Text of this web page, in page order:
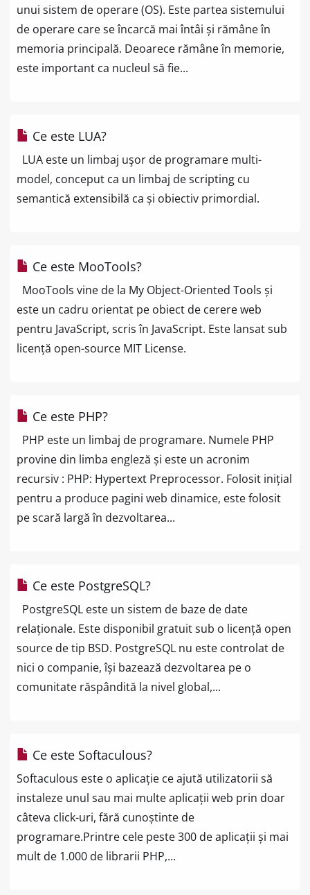
unui sistem de operare (OS). Este partea sistemului
de operare care se încarcă mai întâi și rămâne în
memoria principală. Deoarece rămâne în memorie,
este important ca nucleul să fie...
Ce este LUA?
LUA este un limbaj uşor de programare multi-
model, conceput ca un limbaj de scripting cu
semantică extensibilă ca și obiectiv primordial.
Ce este MooTools?
MooTools vine de la My Object-Oriented Tools și
este un cadru orientat pe obiect de cerere web
pentru JavaScript, scris în JavaScript. Este lansat sub
licență open-source MIT License.
Ce este PHP?
PHP este un limbaj de programare. Numele PHP
provine din limba engleză și este un acronim
recursiv : PHP: Hypertext Preprocessor. Folosit inițial
pentru a produce pagini web dinamice, este folosit
pe scară largă în dezvoltarea...
Ce este PostgreSQL?
PostgreSQL este un sistem de baze de date
relaționale. Este disponibil gratuit sub o licență open
source de tip BSD. PostgreSQL nu este controlat de
nici o companie, își bazează dezvoltarea pe o
comunitate răspândită la nivel global,...
Ce este Softaculous?
Softaculous este o aplicație ce ajută utilizatorii să
instaleze unul sau mai multe aplicații web prin doar
câteva click-uri, fără cunoștinte de
programare.Printre cele peste 300 de aplicații și mai
mult de 1.000 de librarii PHP,...